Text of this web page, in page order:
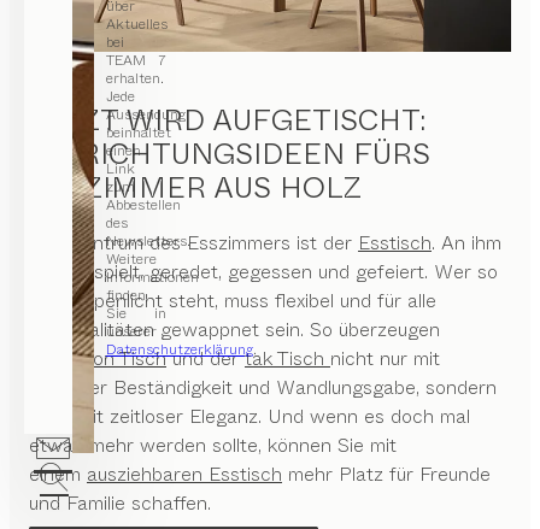
über
Aktuelles
bei
TEAM 7
erhalten.
Jede
Aussendung
beinhaltet
einen
Link
zum
Abbestellen
des
Newsletters.
Weitere
Informationen
finden
Sie in
unserer
Datenschutzerklärung.
JETZT WIRD AUFGETISCHT:
EINRICHTUNGSIDEEN FÜRS
ESSZIMMER AUS HOLZ
Das Zentrum des Esszimmers ist der Esstisch. An ihm
wird gespielt, geredet, gegessen und gefeiert. Wer so
im Rampenlicht steht, muss flexibel und für alle
Eventualitäten gewappnet sein. So überzeugen
mylon Tischund dertak Tisch nicht nur mit
extremer Beständigkeit und Wandlungsgabe, sondern
auch mit zeitloser Eleganz. Und wenn es doch mal
etwas mehr werden sollte, können Sie mit
einem ausziehbaren Esstisch mehr Platz für Freunde
und Familie schaffen.